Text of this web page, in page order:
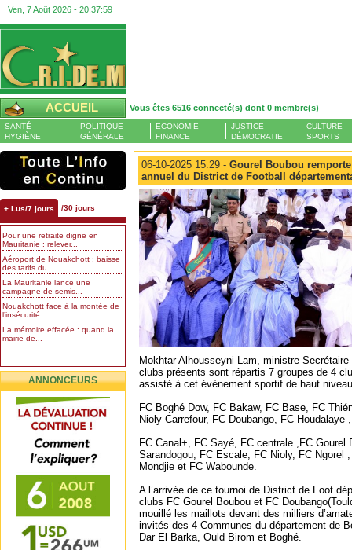
Ven, 7 Août 2026 - 20:38:01
ACCUEIL Vous êtes 6516 connecté(s) dont 0 membre(s)
SANTÉ
HYGIÈNE
POLITIQUE
GÉNÉRALE
ECONOMIE
FINANCE
JUSTICE
DÉMOCRATIE
CULTURE
SPORTS
+ Lus/7 jours /30 jours
Pour une retraite digne en
Mauritanie : relever...
Aéroport de Nouakchott : baisse
des tarifs du...
La Mauritanie lance une
campagne de semis...
Nouakchott face à la montée de
l’insécurité...
La mémoire effacée : quand la
mairie de...
ANNONCEURS
06-10-2025 15:29 - Gourel Boubou
annuel du District de Football
Mokhtar Alhousseyni Lam, ministre
clubs présents sont répartis 7 groupes de 4
assisté à cet évènement sportif de haut
FC Boghé Dow, FC Bakaw, FC Base, FC
Nioly Carrefour, FC Doubango, FC Houdalaye
FC Canal+, FC Sayé, FC centrale ,FC Gourel
Sarandogou, FC Escale, FC Nioly, FC Ngorel
Mondjie et FC Wabounde.
A l’arrivée de ce tournoi de District de Foot
clubs FC Gourel Boubou et FC
mouillé les maillots devant des milliers
invités des 4 Communes du département de
Dar El Barka, Ould Birom et Boghé.